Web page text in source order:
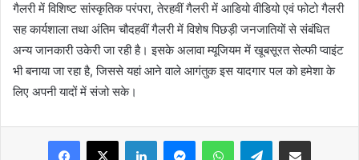
गैलरी में विशिष्ट सांस्कृतिक परंपरा, तेरहवीं गैलरी में आडियो वीडियो एवं फोटो गैलरी
सह कार्यशाला तथा अंतिम चौदहवीं गैलरी में विशेष पिछड़ी जनजातियों से संबंधित
अन्य जानकारी उकेरी जा रही है। इसके अलावा म्यूजियम में खूबसूरत सेल्फी प्वाइंट
भी बनाया जा रहा है, जिससे यहां आने वाले आगंतुक इस यादगार पल को हमेशा के
लिए अपनी यादों में संजो सके।
Facebook
X LinkedInMessengerWhatsAppTelegramShare via Email